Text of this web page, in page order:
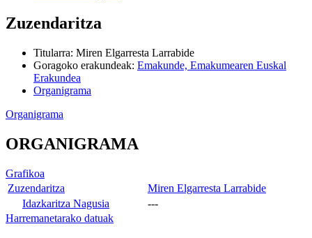
Zuzendaritza
Titularra: Miren Elgarresta Larrabide
Goragoko erakundeak: Emakunde, Emakumearen Euskal
Erakundea
Organigrama
Organigrama
ORGANIGRAMA
Grafikoa
Zuzendaritza
Miren Elgarresta Larrabide
Idazkaritza Nagusia
---
Harremanetarako datuak